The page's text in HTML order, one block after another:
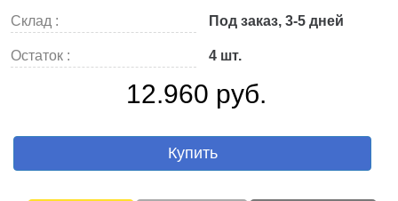
Склад : Под заказ, 3-5 дней
Остаток : 4 шт.
12.960 руб.
Купить